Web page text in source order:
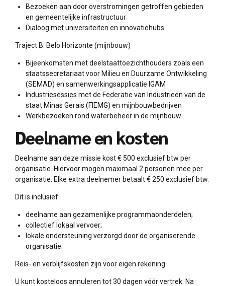
Bezoeken aan door overstromingen getroffen gebieden
en gemeentelijke infrastructuur
Dialoog met universiteiten en innovatiehubs
Traject B: Belo Horizonte (mijnbouw)
Bijeenkomsten met deelstaattoezichthouders zoals een
staatssecretariaat voor Milieu en Duurzame Ontwikkeling
(SEMAD) en samenwerkingsapplicatie IGAM
Industriesessies met de Federatie van Industrieën van de
staat Minas Gerais (FIEMG) en mijnbouwbedrijven
Werkbezoeken rond waterbeheer in de mijnbouw
Deelname en kosten
Deelname aan deze missie kost € 500 exclusief btw per
organisatie. Hiervoor mogen maximaal 2 personen mee per
organisatie. Elke extra deelnemer betaalt € 250 exclusief btw.
Dit is inclusief:
deelname aan gezamenlijke programmaonderdelen;
collectief lokaal vervoer;
lokale ondersteuning verzorgd door de organiserende
organisatie.
Reis- en verblijfskosten zijn voor eigen rekening.
U kunt kosteloos annuleren tot 30 dagen vóór vertrek. Na